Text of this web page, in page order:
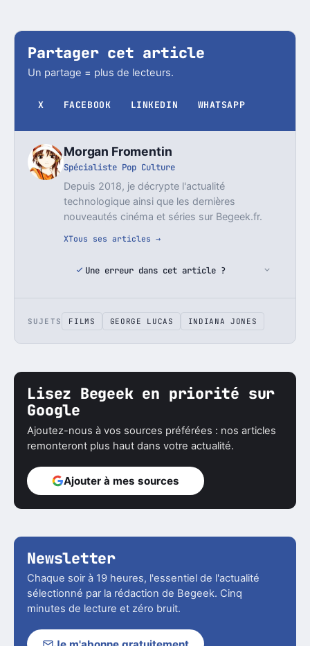
Partager cet article
Un partage = plus de lecteurs.
X FACEBOOK LINKEDIN WHATSAPP
Morgan Fromentin
Spécialiste Pop Culture
Depuis 2018, je décrypte l'actualité
technologique ainsi que les dernières
nouveautés cinéma et séries sur Begeek.fr.
XTous ses articles →
Une erreur dans cet article ?
SUJETS FILMS GEORGE LUCAS INDIANA JONES
Lisez Begeek en priorité sur
Google
Ajoutez-nous à vos sources préférées : nos articles
remonteront plus haut dans votre actualité.
Ajouter à mes sources
Newsletter
Chaque soir à 19 heures, l'essentiel de l'actualité
sélectionné par la rédaction de Begeek. Cinq
minutes de lecture et zéro bruit.